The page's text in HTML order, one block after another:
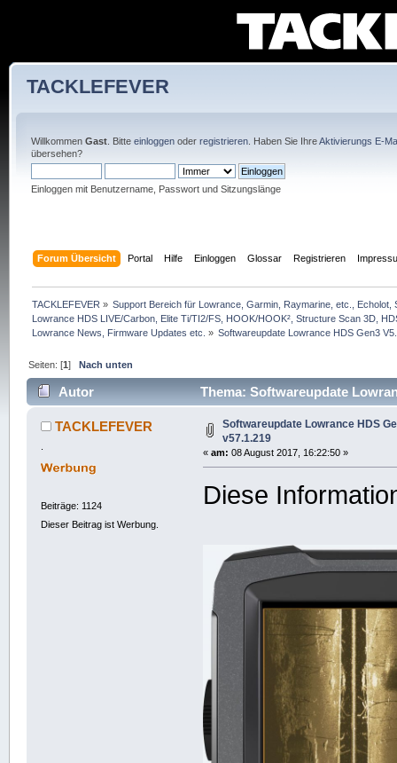
TACKLEFEVER
Willkommen Gast. Bitte einloggenoder registrieren. Haben Sie IhreAktivierungs E-
übersehen?
Einloggen mit Benutzername, Passwort und Sitzungslänge
Forum Übersicht Portal Hilfe Einloggen Glossar Registrieren
TACKLEFEVER » Support Bereich für Lowrance, Garmin, Raymarine, etc.,
Lowrance HDS LIVE/Carbon, Elite Ti/TI2/FS, HOOK/HOOK², Structure Scan 3D,
Lowrance News, Firmware Updates etc. » Softwareupdate Lowrance HDS Gen3
Seiten: [1]Nach unten
Autor Thema: Softwareupdate
TACKLEFEVER
Beiträge: 1124
Dieser Beitrag ist Werbung.
Softwareupdate Lowrance HDS
v57.1.219
«am: 08 August 2017, 16:22:50 »
Diese